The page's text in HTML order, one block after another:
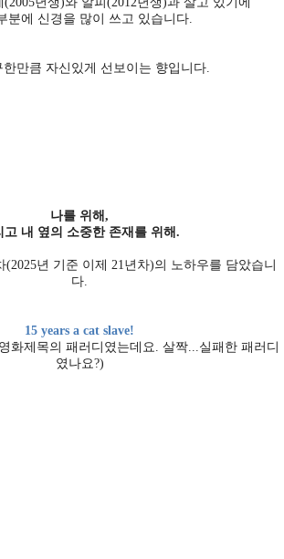
분에 신경을 많이 쓰고 있습니다.
한만큼 자신있게 선보이는 향입니다.
나를 위해,
고 내 옆의 소중한 존재를 위해.
(2025년 기준 이제 21년차)의 노하우를 담았습니
다.
15 years a cat slave!
화제목의 패러디였는데요. 살짝...실패한 패러디
였나요?)